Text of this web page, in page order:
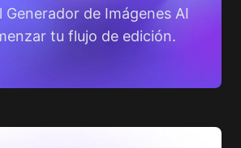
de Imágenes AI
tu flujo de edición.